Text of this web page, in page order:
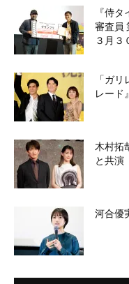
『侍
審査員
３月３
「ガ
レード
木村拓
と共
河合優